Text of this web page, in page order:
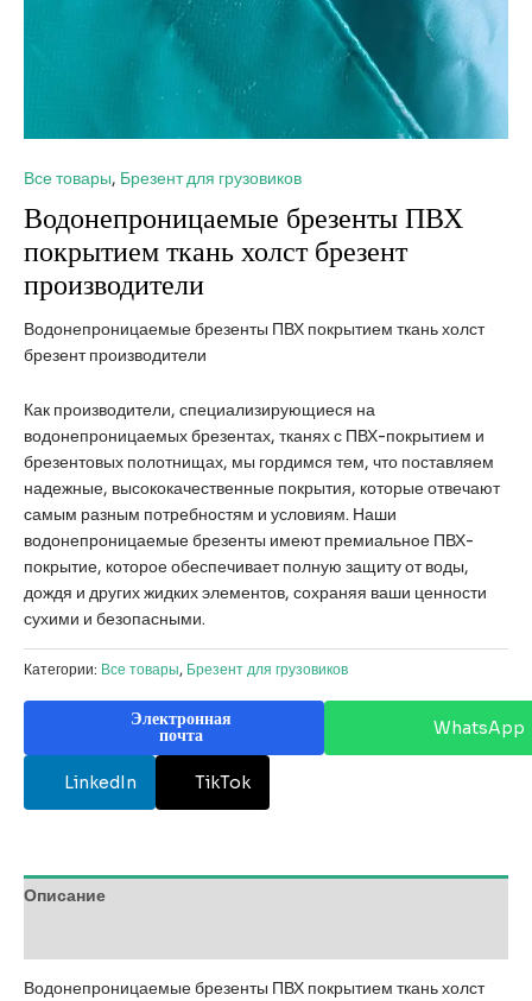
Все товары, Брезент для грузовиков
Водонепроницаемые брезенты ПВХ
покрытием ткань холст брезент
производители
Водонепроницаемые брезенты ПВХ покрытием ткань холст
брезент производители
Как производители, специализирующиеся на
водонепроницаемых брезентах, тканях с ПВХ-покрытием и
брезентовых полотнищах, мы гордимся тем, что поставляем
надежные, высококачественные покрытия, которые отвечают
самым разным потребностям и условиям. Наши
водонепроницаемые брезенты имеют премиальное ПВХ-
покрытие, которое обеспечивает полную защиту от воды,
дождя и других жидких элементов, сохраняя ваши ценности
сухими и безопасными.
Категории: Все товары, Брезент для грузовиков
Электронная
почта
WhatsApp
LinkedIn TikTok
Описание
Водонепроницаемые брезенты ПВХ покрытием ткань холст